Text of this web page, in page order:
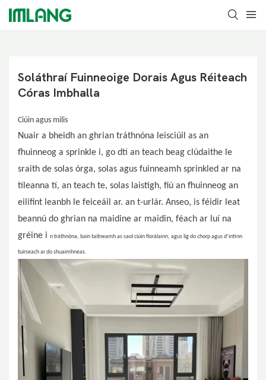
Soláthraí Fuinneoige Dorais Agus Réiteach
Córas Imbhalla
Ciúin agus milis
Nuair a bheidh an ghrian tráthnóna leisciúil as an
fhuinneog a sprinkle i, go dtí an teach beag clúdaithe le
sraith de solas órga, solas agus fuinneamh sprinkled ar na
tíleanna tí, an teach te, solas laistigh, fiú an fhuinneog an
eilifint leanbh le feiceáil ar. an t-urlár. Anseo, is féidir leat
beannú do ghrian na maidine ar maidin, féach ar luí na
gréine i n tráthnóna, bain taitneamh as saol ciúin fíorálainn, agus lig do chorp agus d’intinn
tuirseach ar do shuaimhneas.